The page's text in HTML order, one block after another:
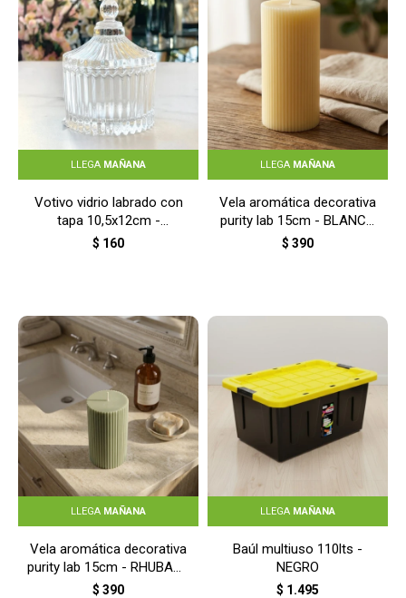
LLEGA MAÑANA
Votivo vidrio labrado con
tapa 10,5x12cm -
TRANSPARENTE
$ 160
LLEGA MAÑANA
Vela aromática decorativa
purity lab 15cm - BLANCO
COSY
$ 390
LLEGA MAÑANA
Vela aromática decorativa
purity lab 15cm - RHUBARB
GLADE
$ 390
LLEGA MAÑANA
Baúl multiuso 110lts -
NEGRO
$ 1.495